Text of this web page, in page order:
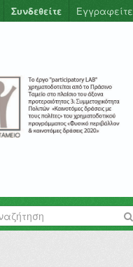
Συνδεθείτε Εγγραφείτε